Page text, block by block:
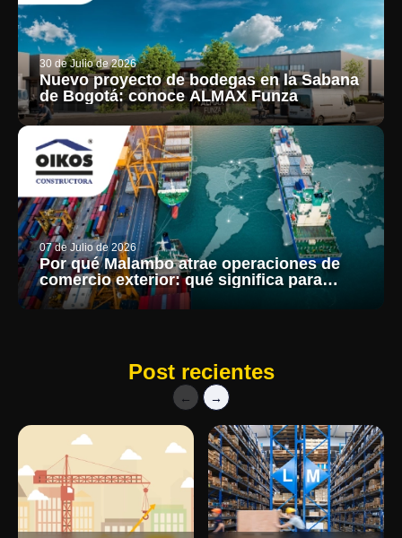
30 de Julio de 2026
Nuevo proyecto de bodegas en la Sabana
de Bogotá: conoce ALMAX Funza
07 de Julio de 2026
Por qué Malambo atrae operaciones de
comercio exterior: qué significa para
inversionistas
Post recientes
← →